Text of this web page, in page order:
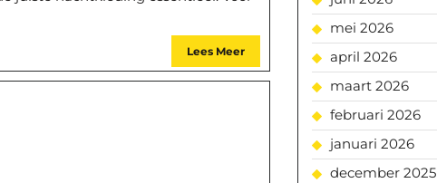
Lees Meer
mei 2026
april 2026
maart 2026
februari 2026
januari 2026
december 2025